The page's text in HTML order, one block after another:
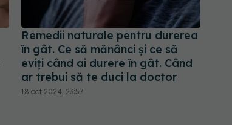
Remedii naturale pentru durerea
în gât. Ce să mănânci și ce să
eviți când ai durere în gât. Când
ar trebui să te duci la doctor
18 oct 2024, 23:57